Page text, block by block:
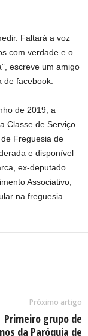
Faltará a voz
com verdade e o
escreve um amigo
de facebook.
de 2019, a
Classe de Serviço
Freguesia de
e disponível
ex-deputado
Associativo,
na freguesia
Próximo artigo
Primeiro grupo de
da Paróquia de